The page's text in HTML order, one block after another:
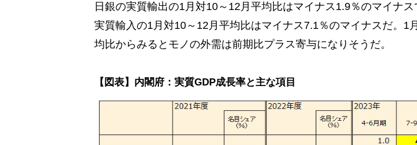
日銀の実質輸出の1月対10～12月平均比はマイナス1.9％のマイナ
実質輸入の1月対10～12月平均比はマイナス7.1％のマイナスだ。1
均比からみるとモノの外需は前期比プラス寄与になりそうだ。
【図表】内閣府：実質GDP成長率と主な項目